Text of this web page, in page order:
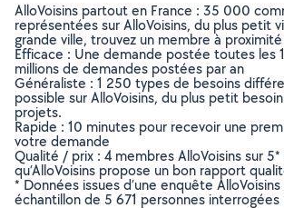
AlloVoisins partout en France : 35 000
représentées sur AlloVoisins, du plus petit
grande ville, trouvez un membre à
Efficace : Une demande postée toutes les
millions de demandes postées par an
Généraliste : 1 250 types de besoins
possible sur AlloVoisins, du plus petit
projets.
Rapide : 10 minutes pour recevoir une
votre demande
Qualité / prix : 4 membres AlloVoisins sur
qu’AlloVoisins propose un bon rapport
* Données issues d’une enquête
échantillon de 5 671 personnes